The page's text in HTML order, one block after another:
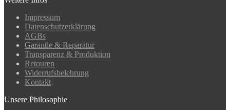
gewählt
Impressum
Datenschutzerklärung
AGBs
Garantie & Reparatur
Transparenz & Produktion
Retouren
Widerrufsbelehrung
Kontakt
Unsere Philosophie